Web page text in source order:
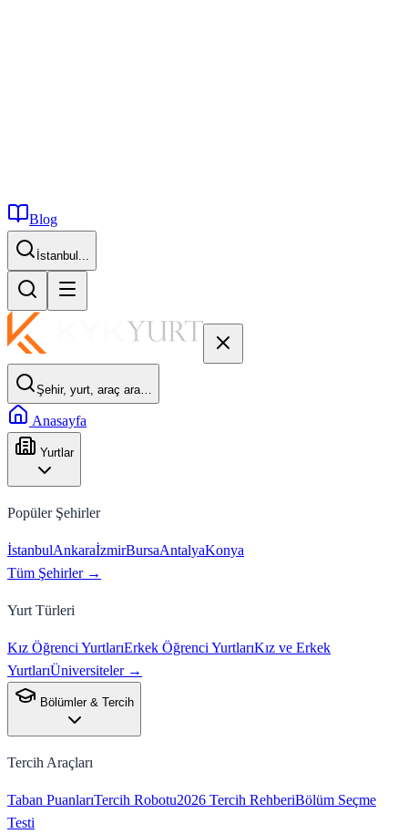
Blog
İstanbul...
Şehir, yurt, araç ara…
Anasayfa
Yurtlar
Popüler Şehirler
İstanbulAnkaraİzmirBursaAntalyaKonya
Tüm Şehirler →
Yurt Türleri
Kız Öğrenci YurtlarıErkek Öğrenci YurtlarıKız ve Erkek
YurtlarıÜniversiteler →
Bölümler & Tercih
Tercih Araçları
Taban PuanlarıTercih Robotu2026 Tercih RehberiBölüm Seçme
Testi